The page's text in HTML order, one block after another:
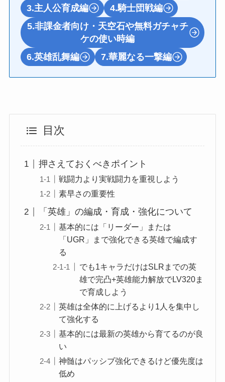
3.主人公育成編
4.騎士団戦編
5.非課金者向け・天空石や無料ガチャチ
ケの使い時編
6.英雄乱舞編
7.華麗なる一撃編
目次
押さえておくべきポイント
戦闘力より実戦闘力を重視しよう
素早さの重要性
「英雄」の編成・育成・強化について
基本的には「リーダー」または
「UGR」まで強化できる英雄で編成す
る
でも1キャラだけはSLRまでの英
雄で完凸+英雄能力解放でLV320ま
で育成しよう
英雄は全体的に上げるより1人を集中し
て強化する
基本的には最新の英雄から育てるのが良
い
神髄はパッシブ強化できるけど優先度は
低め